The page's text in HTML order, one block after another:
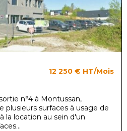
12 250 € HT/Mois
n°4 à Montussan,
plusieurs surfaces à usage de
la location au sein d'un